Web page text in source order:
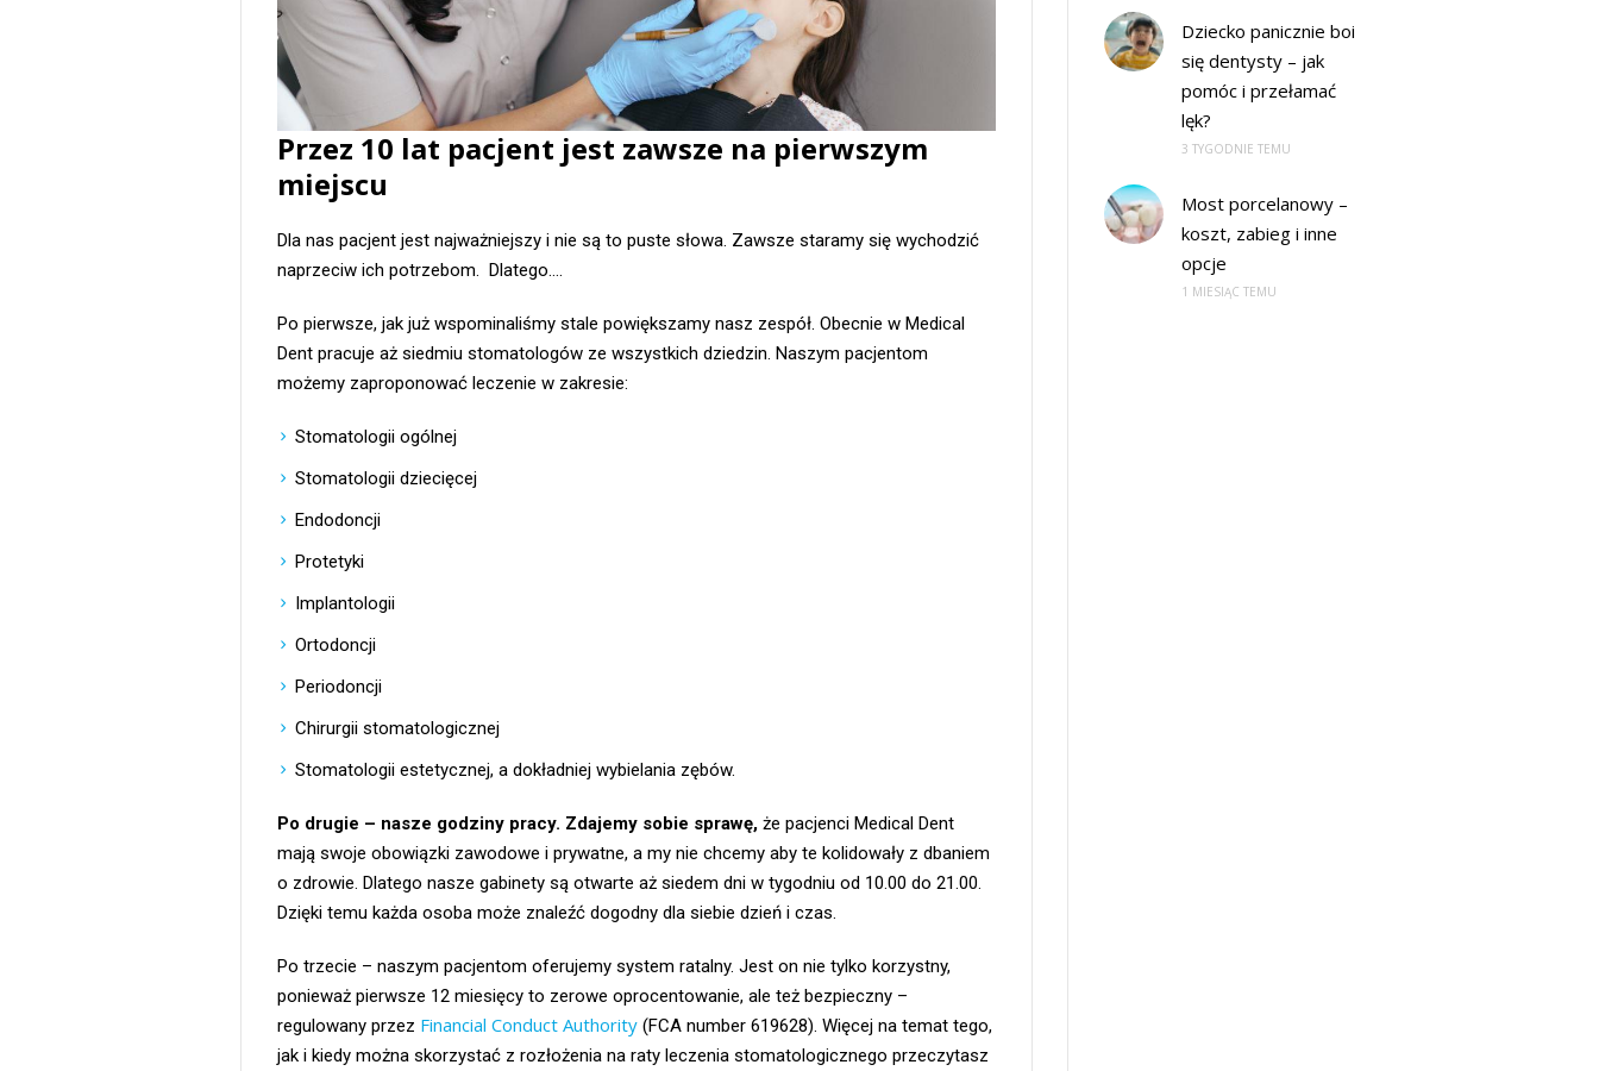
Przez 10 lat pacjent jest zawsze na pierwszym
miejscu
Dla nas pacjent jest najważniejszy i nie są to puste słowa. Zawsze staramy się wychodzić
naprzeciw ich potrzebom. Dlatego….
Po pierwsze, jak już wspominaliśmy stale powiększamy nasz zespół. Obecnie w Medical
Dent pracuje aż siedmiu stomatologów ze wszystkich dziedzin. Naszym pacjentom
możemy zaproponować leczenie w zakresie:
Stomatologii ogólnej
Stomatologii dziecięcej
Endodoncji
Protetyki
Implantologii
Ortodoncji
Periodoncji
Chirurgii stomatologicznej
Stomatologii estetycznej, a dokładniej wybielania zębów.
Po drugie – nasze godziny pracy. Zdajemy sobie sprawę, że pacjenci Medical Dent
mają swoje obowiązki zawodowe i prywatne, a my nie chcemy aby te kolidowały z dbaniem
o zdrowie. Dlatego nasze gabinety są otwarte aż siedem dni w tygodniu od 10.00 do 21.00.
Dzięki temu każda osoba może znaleźć dogodny dla siebie dzień i czas.
Po trzecie – naszym pacjentom oferujemy system ratalny. Jest on nie tylko korzystny,
ponieważ pierwsze 12 miesięcy to zerowe oprocentowanie, ale też bezpieczny –
regulowany przez Financial Conduct Authority (FCA number 619628). Więcej na temat tego,
jak i kiedy można skorzystać z rozłożenia na raty leczenia stomatologicznego przeczytasz
Dziecko panicznie boi
się dentysty – jak
pomóc i przełamać
lęk?
3 TYGODNIE TEMU
Most porcelanowy –
koszt, zabieg i inne
opcje
1 MIESIĄC TEMU